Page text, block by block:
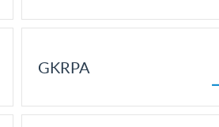
GKRPA